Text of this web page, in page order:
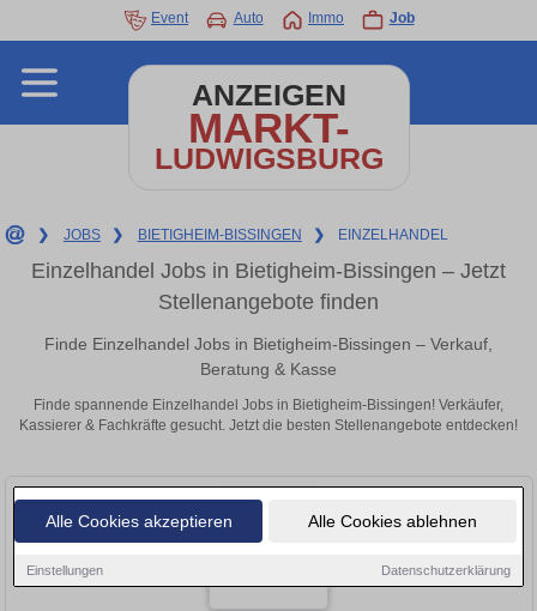
Alle Cookies akzeptieren Alle Cookies ablehnen
Einstellungen Datenschutzerklärung
Event Auto Immo Job
ANZEIGEN
MARKT-
LUDWIGSBURG
❯ JOBS ❯ BIETIGHEIM-BISSINGEN ❯ EINZELHANDEL
Einzelhandel Jobs in Bietigheim-Bissingen – Jetzt
Stellenangebote finden
Finde Einzelhandel Jobs in Bietigheim-Bissingen – Verkauf,
Beratung & Kasse
Finde spannende Einzelhandel Jobs in Bietigheim-Bissingen! Verkäufer,
Kassierer & Fachkräfte gesucht. Jetzt die besten Stellenangebote entdecken!